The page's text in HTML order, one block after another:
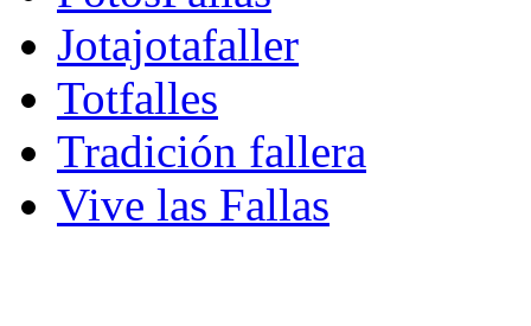
Jotajotafaller
Totfalles
Tradición fallera
Vive las Fallas